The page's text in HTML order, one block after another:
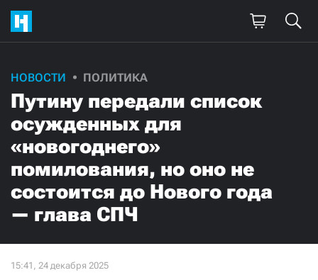
НОВОСТИ ПОЛИТИКА
Путину передали список
осужденных для
«новогоднего»
помилования, но оно не
состоится до Нового года
— глава СПЧ